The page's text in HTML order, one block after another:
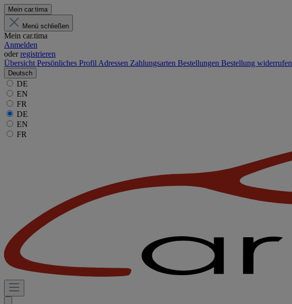
Mein car.tima
Menü schließen
Mein car.tima
Anmelden
oderregistrieren
Übersicht Persönliches Profil Adressen Zahlungsarten Bestellungen Bestellung widerrufen
Deutsch
DE
EN
FR
DE
EN
FR